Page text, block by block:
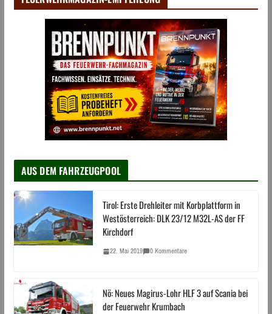
AUS DEM FAHRZEUGPOOL
Tirol: Erste Drehleiter mit Korbplattform in
Westösterreich: DLK 23/12 M32L-AS der FF
Kirchdorf
22. Mai 2019 0 Kommentare
Nö: Neues Magirus-Lohr HLF 3 auf Scania bei
der Feuerwehr Krumbach